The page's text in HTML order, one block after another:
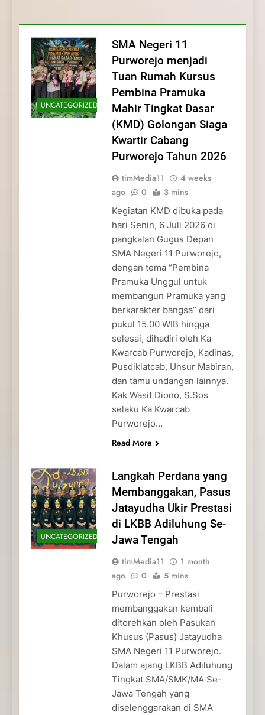
dan Pengabdian Generasi
Pramuka
Pramuka
Kepedulian
UNCATEGORIZED
SMA Negeri 11
Purworejo menjadi
Tuan Rumah Kursus
Pembina Pramuka
Mahir Tingkat Dasar
(KMD) Golongan Siaga
Kwartir Cabang
Purworejo Tahun 2026
timMedia11
4 weeks
ago
0 3 mins
Kegiatan KMD dibuka pada
hari Senin, 6 Juli 2026 di
pangkalan Gugus Depan
SMA Negeri 11 Purworejo,
dengan tema “Pembina
Pramuka Unggul untuk
membangun Pramuka yang
berkarakter bangsa” dari
pukul 15.00 WIB hingga
selesai, dihadiri oleh Ka
Kwarcab Purworejo, Kadinas,
Pusdiklatcab, Unsur Mabiran,
dan tamu undangan lainnya.
Kak Wasit Diono, S.Sos
selaku Ka Kwarcab
Purworejo…
Read More
UNCATEGORIZED
Langkah Perdana yang
Membanggakan, Pasus
Jatayudha Ukir Prestasi
di LKBB Adiluhung Se-
Jawa Tengah
timMedia11
1 month
ago
0 5 mins
Purworejo – Prestasi
membanggakan kembali
ditorehkan oleh Pasukan
Khusus (Pasus) Jatayudha
SMA Negeri 11 Purworejo.
Dalam ajang LKBB Adiluhung
Tingkat SMA/SMK/MA Se-
Jawa Tengah yang
diselenggarakan di SMA